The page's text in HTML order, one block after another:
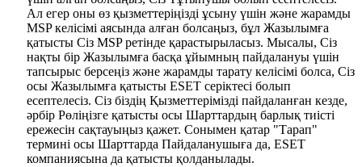
Ал егер оны өз қызметтеріңізді ұсыну үшін және жарамды
MSP келісімі аясында алған болсаңыз, бұл Жазылымға
қатысты Сіз MSP ретінде қарастырыласыз. Мысалы, Сіз
нақты бір Жазылымға басқа ұйымның пайдалануы үшін
тапсырыс берсеңіз және жарамды тарату келісімі болса, Сіз
осы Жазылымға қатысты ESET серіктесі болып
есептелесіз. Сіз біздің Қызметтерімізді пайдаланған кезде,
әрбір Рөліңізге қатысты осы Шарттардың барлық тиісті
ережесін сақтауыңыз қажет. Сонымен қатар "Тарап"
термині осы Шарттарда Пайдаланушыға да, ESET
компаниясына да қатысты қолданылады.